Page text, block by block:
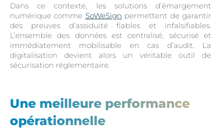
Dans ce contexte, les solutions d’émargement
numérique comme SoWeSign permettent de garantir
des preuves d’assiduité fiables et infalsifiables.
L’ensemble des données est centralisé, sécurisé et
immédiatement mobilisable en cas d’audit. La
digitalisation devient alors un véritable outil de
sécurisation réglementaire.
Une meilleure performance
opérationnelle